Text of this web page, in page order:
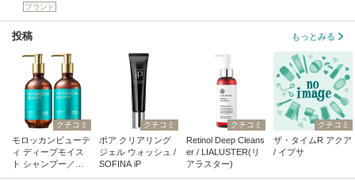
ブランド
投稿 もっとみる
クチコミ
モロッカンビューテ
ィ ディープモイス
ト シャンプー／ヘ
クチコミ
ポア クリアリング
ジェル ウォッシュ /
SOFINA iP
クチコミ
Retinol Deep Cleans
er / LIALUSTER(リ
アラスター)
クチコミ
ザ・タイムR アクア
/ イプサ